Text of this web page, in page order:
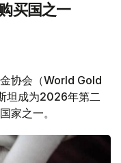
买国之一
协会（World Gold
坦成为2026年第二
家之一。